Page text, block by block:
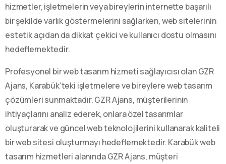
hizmetler, işletmelerin veya bireylerin internette başarılı
bir şekilde varlık göstermelerini sağlarken, web sitelerinin
estetik açıdan da dikkat çekici ve kullanıcı dostu olmasını
hedeflemektedir.
Profesyonel bir web tasarım hizmeti sağlayıcısı olan GZR
Ajans, Karabük’teki işletmelere ve bireylere web tasarım
çözümleri sunmaktadır. GZR Ajans, müşterilerinin
ihtiyaçlarını analiz ederek, onlara özel tasarımlar
oluşturarak ve güncel web teknolojilerini kullanarak kaliteli
bir web sitesi oluşturmayı hedeflemektedir. Karabük web
tasarım hizmetleri alanında GZR Ajans, müşteri